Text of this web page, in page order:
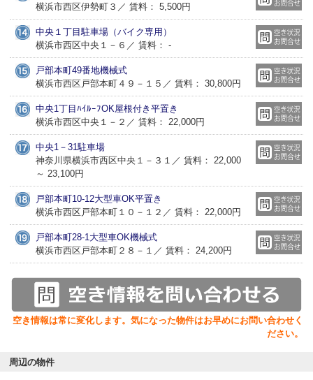
横浜市西区伊勢町３／ 賃料： 5,500円
中央１丁目駐車場（バイク専用）
横浜市西区中央１－６／ 賃料： -
戸部本町49番地機械式
横浜市西区戸部本町４９－１５／ 賃料： 30,800円
中央1丁目ﾊｲﾙｰﾌOK屋根付き平置き
横浜市西区中央１－２／ 賃料： 22,000円
中央1－31駐車場
神奈川県横浜市西区中央１－３１／ 賃料： 22,000
～ 23,100円
戸部本町10-12大型車OK平置き
横浜市西区戸部本町１０－１２／ 賃料： 22,000円
戸部本町28-1大型車OK機械式
横浜市西区戸部本町２８－１／ 賃料： 24,200円
空き情報は常に変化します。気になった物件はお早めにお問い合わせく
ださい。
周辺の物件